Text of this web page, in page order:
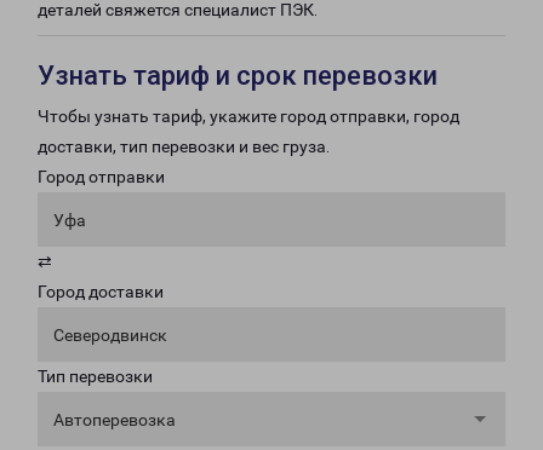
деталей свяжется специалист ПЭК.
Узнать тариф и срок перевозки
Чтобы узнать тариф, укажите город отправки, город
доставки, тип перевозки и вес груза.
Город отправки
Уфа
⇄
Город доставки
Северодвинск
Тип перевозки
Автоперевозка